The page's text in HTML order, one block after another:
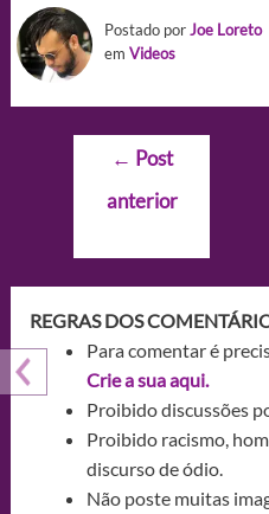
Postado porJoe Loreto
em Videos
Navegação
Post
← Post
anterior
REGRAS DOS
Para comentar é
Crie a sua aqui.
Proibido discussões
Proibido racismo,
discurso de ódio.
Não poste muitas